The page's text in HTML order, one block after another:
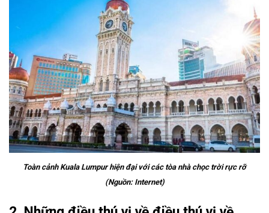
Toàn cảnh Kuala Lumpur hiện đại với các tòa nhà chọc trời rực rỡ
(Nguồn: Internet)